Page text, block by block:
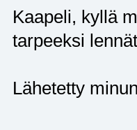
Kaapeli, kyllä
tarpeeksi
Lähetetty